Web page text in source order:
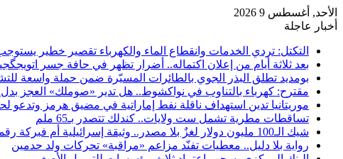
الأحد, أغسطس 9 2026
أخبار عاجلة
التكتل: تردي الخدمات وانقطاع الماء والكهرباء تقصير خطير
بعد ثلاثة أيام من إعلان اكتماله.. أضرار تظهر في حافة جسر
بومديد تطلق البذر الجوي بالطائرات المسيّرة ضمن حملة واسعة
مقترح: كهرباء بالتناوب في نواكشوط.. هل تدير «صوملك» العجز بدل
موريتانيا تدين استهداف ناقلة نفط إماراتية في مضيق هرمز وتدعو
تساقطات مطرية تشمل ست ولايات.. كندلك تتصدر بـ65 ملم
شيك الـ100 مليون دولار لغزٌ بلا مصدر.. وثيقة إسرائيلية أم فبركة رقمية؟
رواية بلا دليل.. معطيات تفنّد مزاعم «مراقبة» تحركات ولد حدمين